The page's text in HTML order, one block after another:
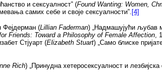
и сексуалност” (Found Wanting: Women,
самих себе и своје сексуалности”. [4]
Фејдерман (Lillian Faderman) „Надмашујући љубав
Friends: Toward a Philosophy of Female Affection,
Стјуарт (Elizabeth Stuart) „Само блиске
Rich) „Принудна хетеросексуалност и лезбијска